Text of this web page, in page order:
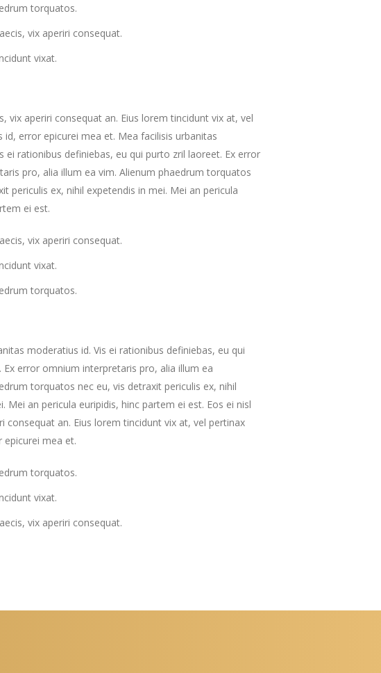
torquatos.
vix aperiri consequat.
vixat.
vix aperiri consequat an. Eius lorem tincidunt vix at, vel
id, error epicurei mea et. Mea facilisis urbanitas
ei rationibus definiebas, eu qui purto zril laoreet. Ex error
pro, alia illum ea vim. Alienum phaedrum torquatos
periculis ex, nihil expetendis in mei. Mei an pericula
ei est.
vix aperiri consequat.
vixat.
torquatos.
moderatius id. Vis ei rationibus definiebas, eu qui
error omnium interpretaris pro, alia illum ea
torquatos nec eu, vis detraxit periculis ex, nihil
Mei an pericula euripidis, hinc partem ei est. Eos ei nisl
consequat an. Eius lorem tincidunt vix at, vel pertinax
epicurei mea et.
torquatos.
vixat.
vix aperiri consequat.